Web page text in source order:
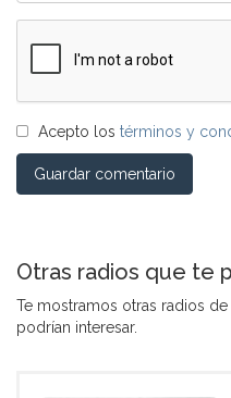
Acepto los términos y
Guardar comentario
Otras radios que te
Te mostramos otras radios de
podrían interesar.